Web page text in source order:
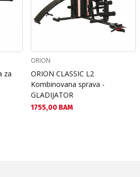
za
ORION
ORION CLASSIC L2
Kombinovana sprava -
GLADIJATOR
Текуща цена:
1755,00 BAM